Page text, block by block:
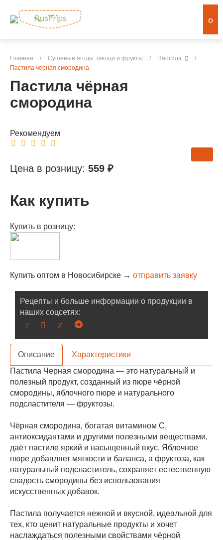
Главная / Сушеные ягоды, овощи и фрукты / Пастила
/
Пастила чёрная смородина
Пастила чёрная
смородина
Рекомендуем
Цена в розницу: 559 ₽
Как купить
Купить в розницу:
Купить оптом в Новосибирске → отправить заявку
Рецепты и больше информации о продукции в
наших соцсетях:
Описание
Характеристики
Пастила Черная смородина — это натуральный и
полезный продукт, созданный из пюре чёрной
смородины, яблочного пюре и натурального
подсластителя — фруктозы.
Чёрная смородина, богатая витамином C,
антиоксидантами и другими полезными веществами,
даёт пастиле яркий и насыщенный вкус. Яблочное
пюре добавляет мягкости и баланса, а фруктоза, как
натуральный подсластитель, сохраняет естественную
сладость смородины без использования
искусственных добавок.
Пастила получается нежной и вкусной, идеальной для
тех, кто ценит натуральные продукты и хочет
наслаждаться полезными свойствами чёрной